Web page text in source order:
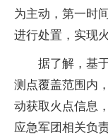
为主动，第一时
进行处置，实现
据了解，基
测点覆盖范围内
动获取火点信息
应急军团相关负